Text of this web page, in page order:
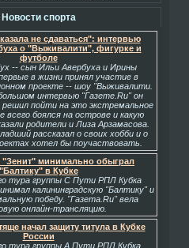
Новости спорта
не сдаваться": интервью
о "Выживалити", фигурке и
футболе
-- сын Ильи Авербуха и Ирины
в жизни принял участие в
проекте -- шоу "Выживалити.
интервью "Газете.Ru" он
решил пойти на это экстремальное
всего боялся на острове и какую
родители и Лиза Арзамасова.
рассказал о своих хобби и о
хотел бы поучаствовать.
минимально обыграл
"Балтику" в Кубке
тура группы С Пути РПЛ Кубка
калининградскую "Балтику" и
победу. "Газета.Ru" вела
онлайн-трансляцию.
начал защиту титула в Кубке
России
тура группы А Пути РПЛ Кубка